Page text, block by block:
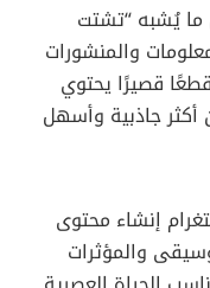
تُشعر
المزيد، بسبب
مقاطع
شهد تغييرات